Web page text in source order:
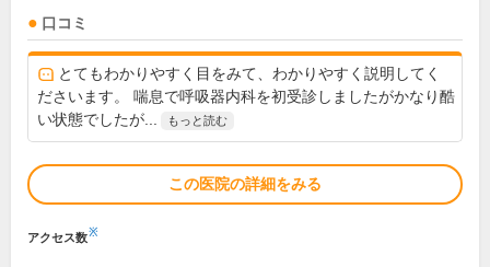
口コミ
とてもわかりやすく目をみて、わかりやすく説明してく
ださいます。 喘息で呼吸器内科を初受診しましたがかなり酷
い状態でしたが...
もっと読む
この医院の詳細をみる
アクセス数※